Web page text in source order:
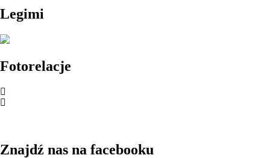
Legimi
Fotorelacje
Znajdź nas na facebooku